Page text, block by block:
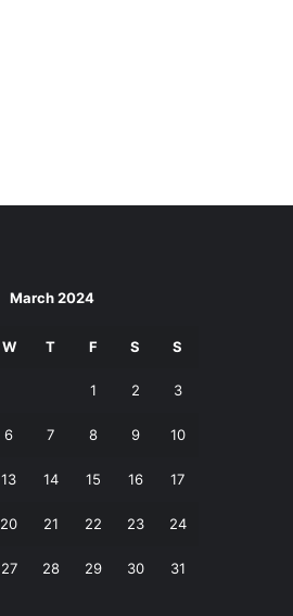
March 2024
W T F S S
1 2 3
6 7 8 9 10
13 14 15 16 17
20 21 22 23 24
27 28 29 30 31